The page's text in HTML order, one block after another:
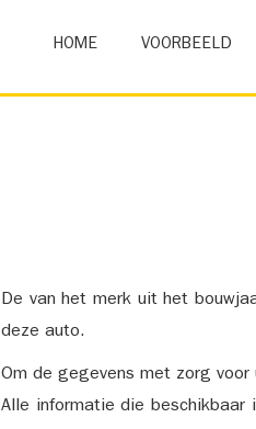
HOME VOORBEELD
De van het merk uit het
deze auto.
Om de gegevens met zorg
Alle informatie die